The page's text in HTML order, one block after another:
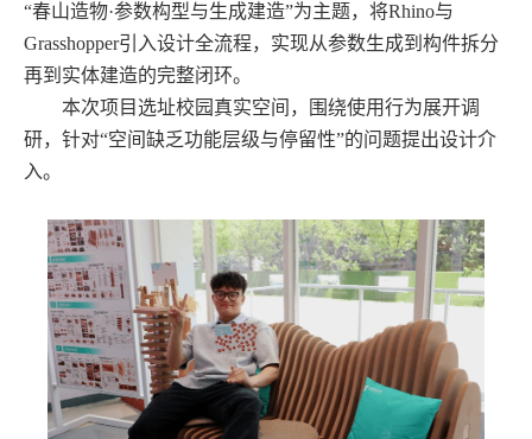
“春山造物·参数构型与生成建造”为主题，将Rhino与
Grasshopper引入设计全流程，实现从参数生成到构件拆分
再到实体建造的完整闭环。
本次项目选址校园真实空间，围绕使用行为展开调
研，针对“空间缺乏功能层级与停留性”的问题提出设计介
入。